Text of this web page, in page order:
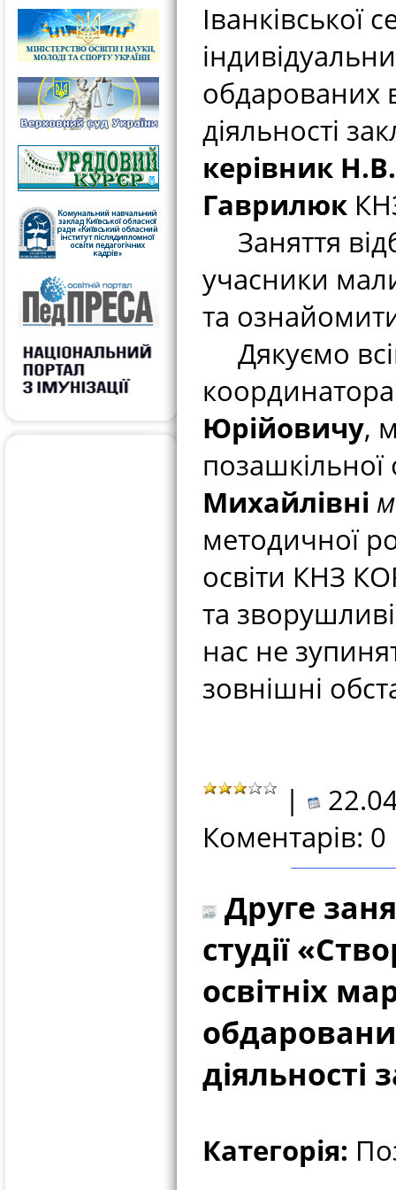
обдарованих
діяльності
керівник
Гаврилюк
Заняття
учасники
та
Дякуємо
Юрійовичу,
позашкільної
Михайлівні
методичної
освіти КНЗ
та
нас не
зовнішні
|
Коментарів:
Друге
студії
освітніх
діяльності
Категорія: